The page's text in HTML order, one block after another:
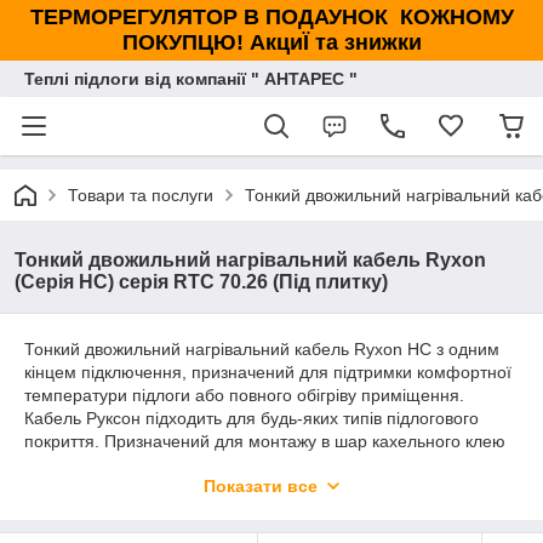
ТЕРМОРЕГУЛЯТОР В ПОДАУНОК КОЖНОМУ
ПОКУПЦЮ! АкциЇ та знижки
Теплі підлоги від компанії " АНТАРЕС "
Товари та послуги Тонкий двожильний нагрівальний
Тонкий двожильний нагрівальний кабель Ryxon
(Серія НС) серія RTC 70.26 (Під плитку)
Тонкий двожильний нагрівальний кабель Ryxon HC з одним
кінцем підключення, призначений для підтримки комфортної
температури підлоги або повного обігріву приміщення.
Кабель Руксон підходить для будь-яких типів підлогового
покриття. Призначений для монтажу в шар кахельного клею
тривалий термін служби, завдяки використанню
нагрівального кабелю повністю виключає електричне та
Показати все